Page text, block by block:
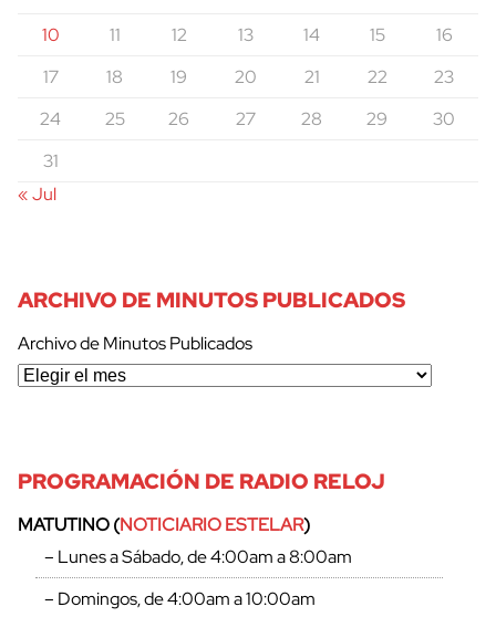
10
11 12 13 14 15
16
17
18 19 20 21 22
23
24
25 26 27 28 29
30
31
« Jul
ARCHIVO DE MINUTOS PUBLICADOS
Archivo de Minutos Publicados
PROGRAMACIÓN DE RADIO RELOJ
MATUTINO (NOTICIARIO ESTELAR)
– Lunes a Sábado, de 4:00am a 8:00am
– Domingos, de 4:00am a 10:00am